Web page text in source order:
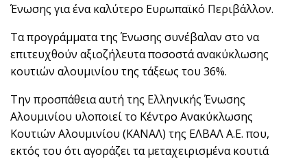
Ένωσης για ένα καλύτερο Ευρωπαϊκό Περιβάλλον.
Τα προγράμματα της Ένωσης συνέβαλαν στο να
επιτευχθούν αξιοζήλευτα ποσοστά ανακύκλωσης
κουτιών αλουμινίου της τάξεως του 36%.
Την προσπάθεια αυτή της Ελληνικής Ένωσης
Αλουμινίου υλοποιεί το Κέντρο Ανακύκλωσης
Κουτιών Αλουμινίου (ΚΑΝΑΛ) της ΕΛΒΑΛ Α.Ε. που,
εκτός του ότι αγοράζει τα μεταχειρισμένα κουτιά